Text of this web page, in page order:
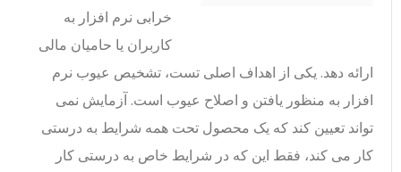
خرابی نرم افزار به
کاربران یا حامیان مالی
ارائه دهد. یکی از اهداف اصلی تست، تشخیص عیوب نرم
افزار به منظور یافتن و اصلاح عیوب است. آزمایش نمی
تواند تعیین کند که یک محصول تحت همه شرایط به درستی
کار می کند، فقط این که در شرایط خاص به درستی کار